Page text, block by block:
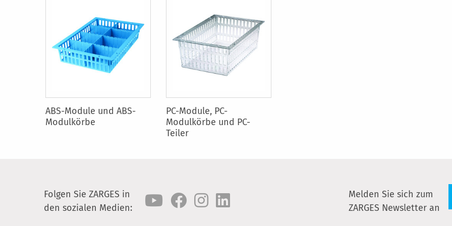
ABS-Module und ABS-
Modulkörbe
PC-Module, PC-
Modulkörbe und PC-
Teiler
Folgen Sie ZARGES in
den sozialen Medien:
Melden Sie sich zum
ZARGES Newsletter an